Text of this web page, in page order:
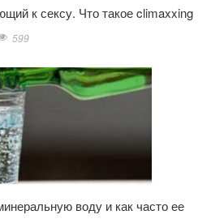
к сексу. Что такое climaxxing
599
воду и как часто ее